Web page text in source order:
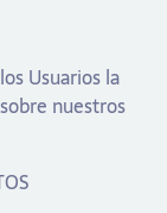
Usuarios la
nuestros